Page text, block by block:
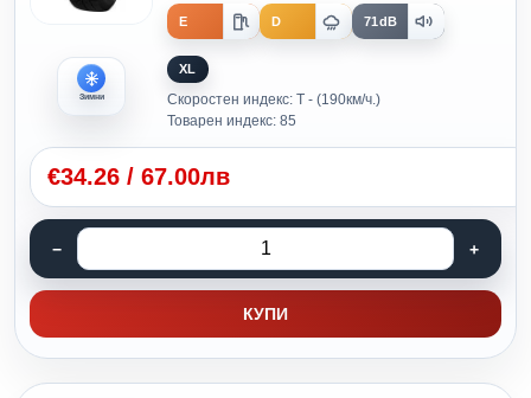
Зимни
E D 71dB
XL
Скоростен индекс: T - (190км/ч.)
Товарен индекс: 85
€34.26 / 67.00лв
КУПИ